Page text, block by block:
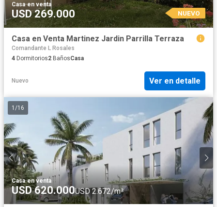
Casa·en venta
USD 269.000 NUEVO
Casa en Venta Martinez Jardin Parrilla Terraza
Comandante L Rosales
4 Dormitorios2 BañosCasa
Nuevo Ver en detalle
1 /16
Casa·en venta
USD 620.000USD 2.672/m²